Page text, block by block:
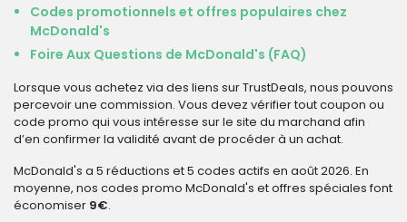
Codes promotionnels et offres populaires chez
McDonald's
Foire Aux Questions de McDonald's (FAQ)
Lorsque vous achetez via des liens sur TrustDeals, nous pouvons
percevoir une commission. Vous devez vérifier tout coupon ou
code promo qui vous intéresse sur le site du marchand afin
d’en confirmer la validité avant de procéder à un achat.
McDonald's a 5 réductions et 5 codes actifs en août 2026. En
moyenne, nos codes promo McDonald's et offres spéciales font
économiser 9€.